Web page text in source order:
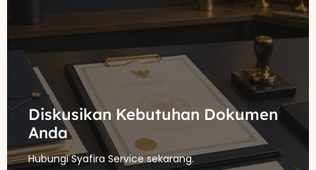
Diskusikan Kebutuhan Dokumen
Anda
Hubungi Syafira Service sekarang.